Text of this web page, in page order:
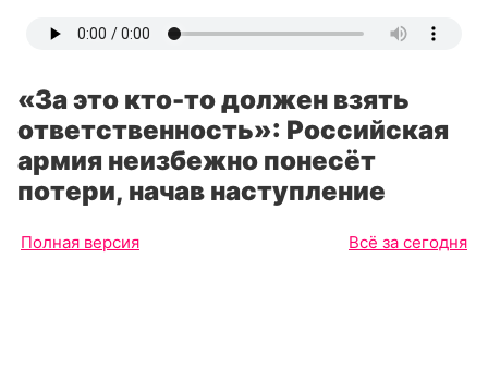
«За это кто-то должен взять
ответственность»: Российская
армия неизбежно понесёт
потери, начав наступление
Полная версия Всё за сегодня